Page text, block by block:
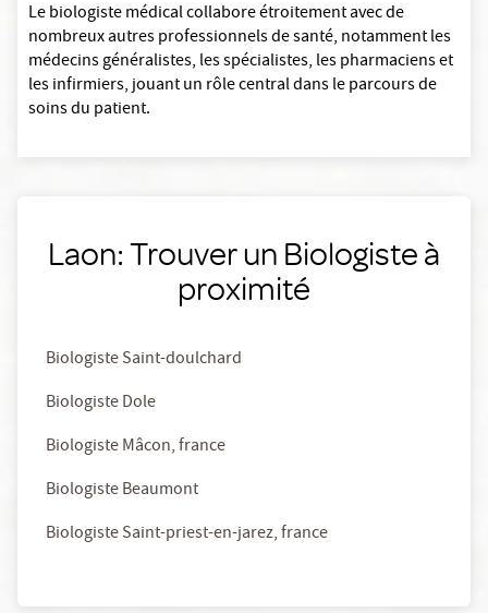
Le biologiste médical collabore étroitement avec de
nombreux autres professionnels de santé, notamment les
médecins généralistes, les spécialistes, les pharmaciens et
les infirmiers, jouant un rôle central dans le parcours de
soins du patient.
Laon: Trouver un Biologiste à
proximité
Biologiste Saint-doulchard
Biologiste Dole
Biologiste Mâcon, france
Biologiste Beaumont
Biologiste Saint-priest-en-jarez, france